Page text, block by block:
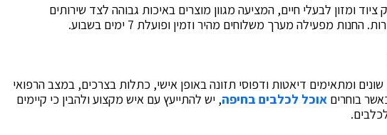
ציוד ומזון לבעלי חיים, המציעה מגוון מוצרים באיכות גבוהה לצד שירותים
מפעילה מערך משלוחים מהיר וזמין ופועלת 7 ימים בשבוע.
ומתאימים דיאטות ודפוסי תזונה באופן אישי, כתלות בצרכים, במצב הרפואי
בוחרים אוכל לכלבים בחיפה, יש להתייעץ עם איש מקצוע ולהבין כי קיימים